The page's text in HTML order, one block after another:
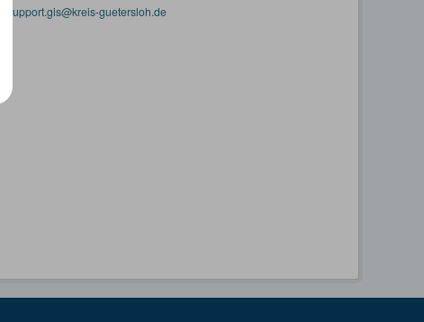
support.gis@kreis-guetersloh.de